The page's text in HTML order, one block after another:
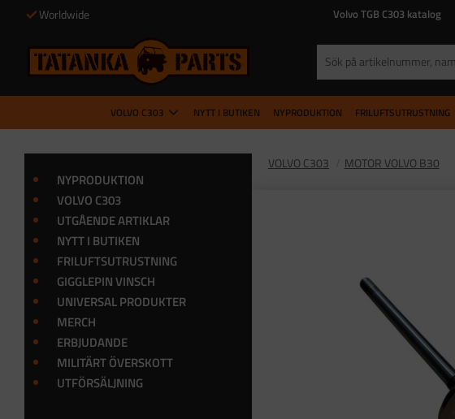
Worldwide Volvo TGB C303 katalog
VOLVO C303 NYTT I BUTIKEN NYPRODUKTION FRILUFTSUTRUSTNING
VOLVO C303 MOTOR VOLVO B30
NYPRODUKTION
VOLVO C303
UTGÅENDE ARTIKLAR
NYTT I BUTIKEN
FRILUFTSUTRUSTNING
GIGGLEPIN VINSCH
UNIVERSAL PRODUKTER
MERCH
ERBJUDANDE
MILITÄRT ÖVERSKOTT
UTFÖRSÄLJNING